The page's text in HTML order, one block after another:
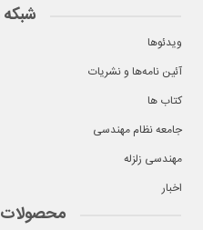
ویدئوها
آئین نامه‌ها و نشریات
کتاب ها
جامعه نظام مهندسی
مهندسی زلزله
اخبار